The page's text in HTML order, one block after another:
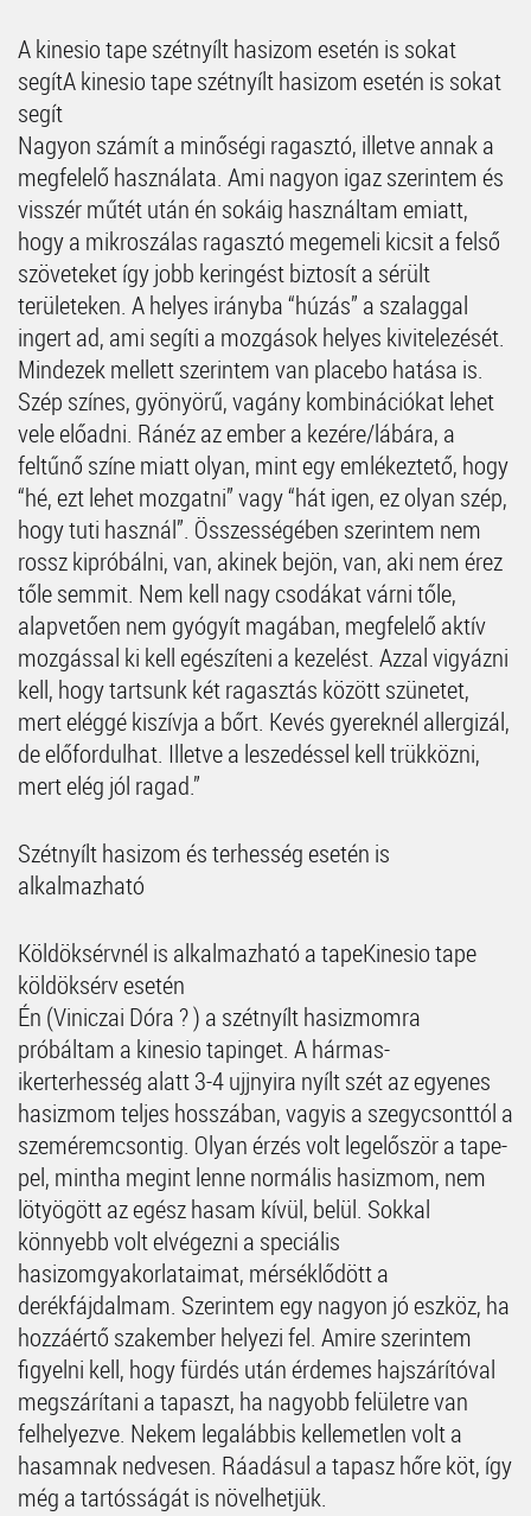
A kinesio tape szétnyílt hasizom esetén is sokat
segítA kinesio tape szétnyílt hasizom esetén is sokat
segít
Nagyon számít a minőségi ragasztó, illetve annak a
megfelelő használata. Ami nagyon igaz szerintem és
visszér műtét után én sokáig használtam emiatt,
hogy a mikroszálas ragasztó megemeli kicsit a felső
szöveteket így jobb keringést biztosít a sérült
területeken. A helyes irányba “húzás” a szalaggal
ingert ad, ami segíti a mozgások helyes kivitelezését.
Mindezek mellett szerintem van placebo hatása is.
Szép színes, gyönyörű, vagány kombinációkat lehet
vele előadni. Ránéz az ember a kezére/lábára, a
feltűnő színe miatt olyan, mint egy emlékeztető, hogy
“hé, ezt lehet mozgatni” vagy “hát igen, ez olyan szép,
hogy tuti használ”. Összességében szerintem nem
rossz kipróbálni, van, akinek bejön, van, aki nem érez
tőle semmit. Nem kell nagy csodákat várni tőle,
alapvetően nem gyógyít magában, megfelelő aktív
mozgással ki kell egészíteni a kezelést. Azzal vigyázni
kell, hogy tartsunk két ragasztás között szünetet,
mert eléggé kiszívja a bőrt. Kevés gyereknél allergizál,
de előfordulhat. Illetve a leszedéssel kell trükközni,
mert elég jól ragad.”
Szétnyílt hasizom és terhesség esetén is
alkalmazható
Köldöksérvnél is alkalmazható a tapeKinesio tape
köldöksérv esetén
Én (Viniczai Dóra ? ) a szétnyílt hasizmomra
próbáltam a kinesio tapinget. A hármas-
ikerterhesség alatt 3-4 ujjnyira nyílt szét az egyenes
hasizmom teljes hosszában, vagyis a szegycsonttól a
szeméremcsontig. Olyan érzés volt legelőször a tape-
pel, mintha megint lenne normális hasizmom, nem
lötyögött az egész hasam kívül, belül. Sokkal
könnyebb volt elvégezni a speciális
hasizomgyakorlataimat, mérséklődött a
derékfájdalmam. Szerintem egy nagyon jó eszköz, ha
hozzáértő szakember helyezi fel. Amire szerintem
figyelni kell, hogy fürdés után érdemes hajszárítóval
megszárítani a tapaszt, ha nagyobb felületre van
felhelyezve. Nekem legalábbis kellemetlen volt a
hasamnak nedvesen. Ráadásul a tapasz hőre köt, így
még a tartósságát is növelhetjük.